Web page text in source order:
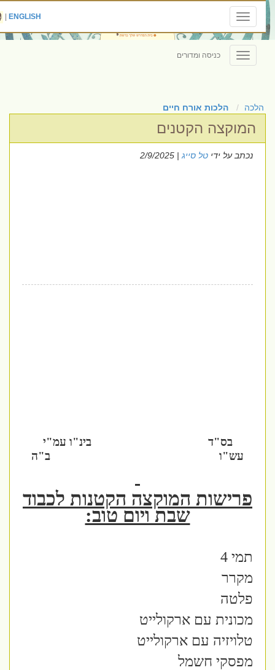
Toggle
navigation
ENGLISH
|
Toggle
navigation
כניסה ומדורים
הלכה הלכות אורח חיים
המוקצה הקטנים
נכתב על ידיטל סייג| 2/9/2025
בס"ד
בינ"ו עמ"י
עש"ו
ב"ה
פרישות המוקצה הקטנות לכבוד
שבת ויום טוב:
תמי 4
מקרר
פלטה
מכונית עם ארקולייט
טלויזיה עם ארקולייט
מפסקי חשמל